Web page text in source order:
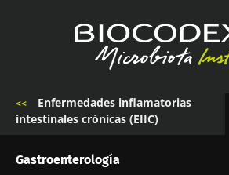
Sobrescribir
enlaces
ayuda
Enfermedades inflamatorias
intestinales crónicas (EIIC)
Gastroenterología